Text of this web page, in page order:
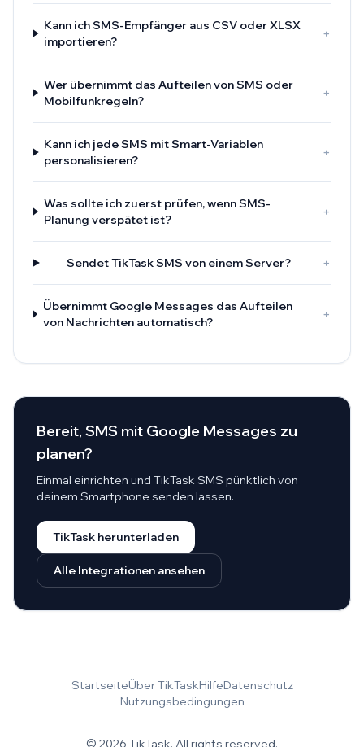
Kann ich SMS-Empfänger aus CSV oder XLSX
importieren?
+
Wer übernimmt das Aufteilen von SMS oder
Mobilfunkregeln?
+
Kann ich jede SMS mit Smart-Variablen
personalisieren?
+
Was sollte ich zuerst prüfen, wenn SMS-
Planung verspätet ist?
+
Sendet TikTask SMS von einem Server? +
Übernimmt Google Messages das Aufteilen
von Nachrichten automatisch?
+
Bereit, SMS mit Google Messages zu
planen?
Einmal einrichten und TikTask SMS pünktlich von
deinem Smartphone senden lassen.
TikTask herunterladen
Alle Integrationen ansehen
StartseiteÜber TikTaskHilfeDatenschutz
Nutzungsbedingungen
© 2026 TikTask. All rights reserved.